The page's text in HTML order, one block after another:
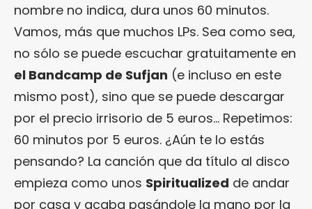
nombre no indica, dura unos 60 minutos.
Vamos, más que muchos LPs. Sea como sea,
no sólo se puede escuchar gratuitamente en
el Bandcamp de Sufjan (e incluso en este
mismo post), sino que se puede descargar
por el precio irrisorio de 5 euros… Repetimos:
60 minutos por 5 euros. ¿Aún te lo estás
pensando? La canción que da título al disco
empieza como unos Spiritualized de andar
por casa y acaba pasándole la mano por la